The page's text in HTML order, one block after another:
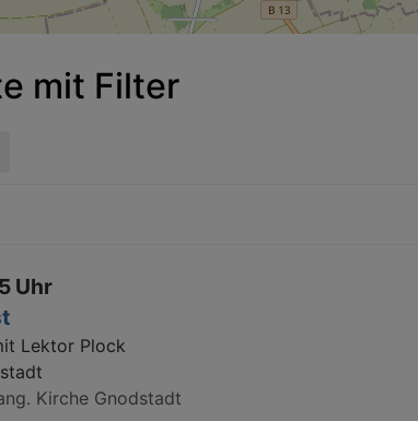
mit Filter
Uhr
Lektor Plock
Kirche Gnodstadt